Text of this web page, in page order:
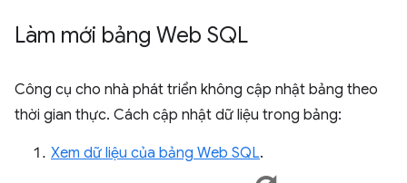
Làm mới bảng Web SQL
Công cụ cho nhà phát triển không cập nhật bảng theo
thời gian thực. Cách cập nhật dữ liệu trong bảng:
Xem dữ liệu của bảng Web SQL.